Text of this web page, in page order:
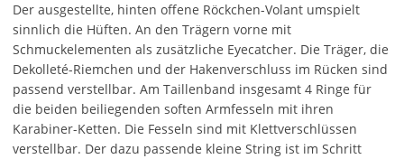
Der ausgestellte, hinten offene Röckchen-Volant umspielt
sinnlich die Hüften. An den Trägern vorne mit
Schmuckelementen als zusätzliche Eyecatcher. Die Träger, die
Dekolleté-Riemchen und der Hakenverschluss im Rücken sind
passend verstellbar. Am Taillenband insgesamt 4 Ringe für
die beiden beiliegenden soften Armfesseln mit ihren
Karabiner-Ketten. Die Fesseln sind mit Klettverschlüssen
verstellbar. Der dazu passende kleine String ist im Schritt